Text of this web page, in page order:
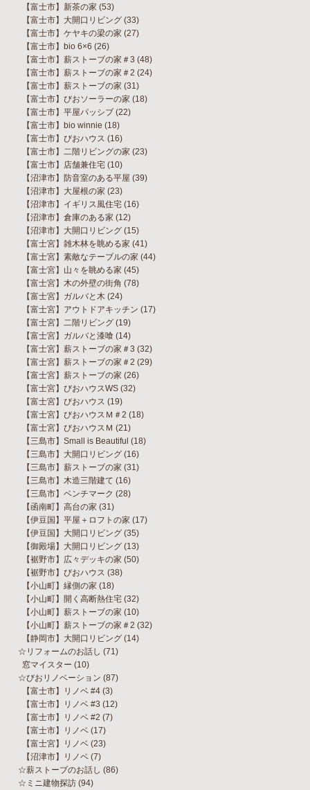
【富士市】新茶の家 (53)
【富士市】大開口リビング (33)
【富士市】ケヤキの梁の家 (27)
【富士市】bio 6×6 (26)
【富士市】薪ストーブの家＃3 (48)
【富士市】薪ストーブの家＃2 (24)
【富士市】薪ストーブの家 (31)
【富士市】びおソーラーの家 (18)
【富士市】平屋パッシブ (22)
【富士市】bio winnie (18)
【富士市】びおハウス (16)
【富士市】二階リビングの家 (23)
【富士市】店舗兼住宅 (10)
【沼津市】防音室のある平屋 (39)
【沼津市】大屋根の家 (23)
【沼津市】イギリス風住宅 (16)
【沼津市】倉庫のある家 (12)
【沼津市】大開口リビング (15)
【富士宮】雑木林を眺める家 (41)
【富士宮】素敵なテーブルの家 (44)
【富士宮】山々を眺める家 (45)
【富士宮】木の外壁の街角 (78)
【富士宮】ガルバと木 (24)
【富士宮】アウトドアキッチン (17)
【富士宮】二階リビング (19)
【富士宮】ガルバと漆喰 (14)
【富士宮】薪ストーブの家＃3 (32)
【富士宮】薪ストーブの家＃2 (29)
【富士宮】薪ストーブの家 (26)
【富士宮】びおハウスWS (32)
【富士宮】びおハウス (19)
【富士宮】びおハウスＭ＃2 (18)
【富士宮】びおハウスＭ (21)
【三島市】Small is Beautiful (18)
【三島市】大開口リビング (16)
【三島市】薪ストーブの家 (31)
【三島市】木造三階建て (16)
【三島市】ベンチマーク (28)
【函南町】高台の家 (31)
【伊豆国】平屋＋ロフトの家 (17)
【伊豆国】大開口リビング (35)
【御殿場】大開口リビング (13)
【裾野市】広々デッキの家 (50)
【裾野市】びおハウス (38)
【小山町】縁側の家 (18)
【小山町】開く高断熱住宅 (32)
【小山町】薪ストーブの家 (10)
【小山町】薪ストーブの家＃2 (32)
【静岡市】大開口リビング (14)
☆リフォームのお話し (71)
窓マイスター (10)
☆びおリノベーション (87)
【富士市】リノベ #4 (3)
【富士市】リノベ #3 (12)
【富士市】リノベ #2 (7)
【富士市】リノベ (17)
【富士宮】リノベ (23)
【沼津市】リノベ (7)
☆薪ストーブのお話し (86)
☆ミニ建物探訪 (94)